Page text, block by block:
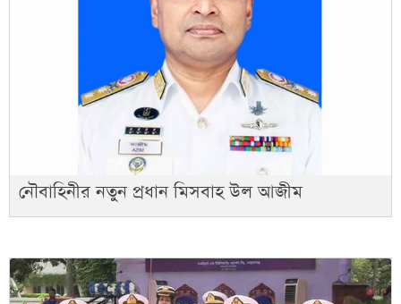
নৌবাহিনীর নতুন প্রধান মিসবাহ উল আজীম